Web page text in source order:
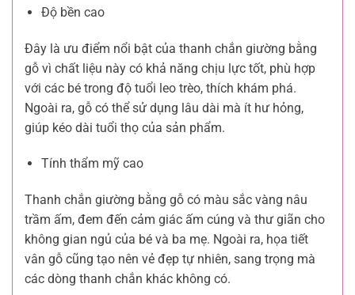
Độ bền cao
Đây là ưu điểm nổi bật của thanh chắn giường bằng
gỗ vì chất liệu này có khả năng chịu lực tốt, phù hợp
với các bé trong độ tuổi leo trèo, thích khám phá.
Ngoài ra, gỗ có thể sử dụng lâu dài mà ít hư hỏng,
giúp kéo dài tuổi thọ của sản phẩm.
Tính thẩm mỹ cao
Thanh chắn giường bằng gỗ có màu sắc vàng nâu
trầm ấm, đem đến cảm giác ấm cúng và thư giãn cho
không gian ngủ của bé và ba mẹ. Ngoài ra, họa tiết
vân gỗ cũng tạo nên vẻ đẹp tự nhiên, sang trọng mà
các dòng thanh chắn khác không có.